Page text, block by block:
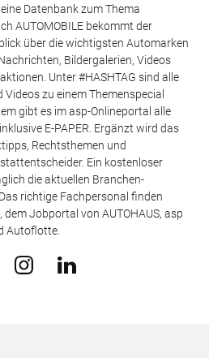
Datenbank zum Thema
AUTOMOBILE bekommt der
über die wichtigsten Automarken
Bildergalerien, Videos
Unter #HASHTAG sind alle
zu einem Themenspecial
gibt es im asp-Onlineportal alle
E-PAPER. Ergänzt wird das
Rechtsthemen und
Ein kostenloser
die aktuellen Branchen-
richtige Fachpersonal finden
Jobportal von AUTOHAUS, asp
Autoflotte.